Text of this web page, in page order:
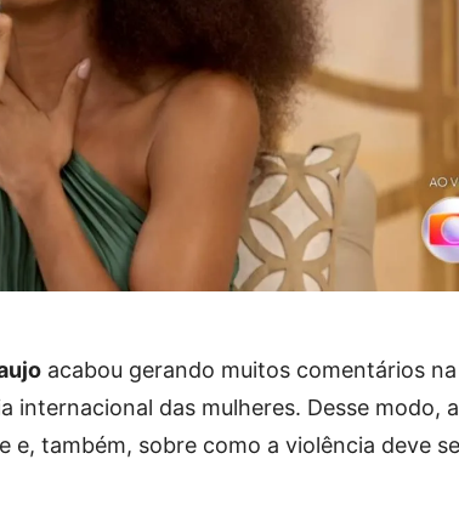
acabou gerando muitos comentários na
das mulheres. Desse modo, a
e, também, sobre como a violência deve